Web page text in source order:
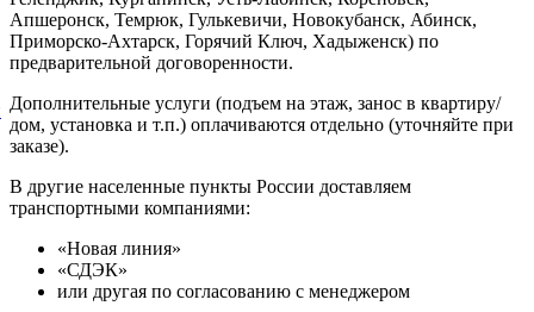
Апшеронск, Темрюк, Гулькевичи, Новокубанск, Абинск,
Приморско-Ахтарск, Горячий Ключ, Хадыженск) по
предварительной договоренности.
Дополнительные услуги (подъем на этаж, занос в квартиру/
дом, установка и т.п.) оплачиваются отдельно (уточняйте при
заказе).
В другие населенные пункты России доставляем
транспортными компаниями:
«Новая линия»
«СДЭК»
или другая по согласованию с менеджером